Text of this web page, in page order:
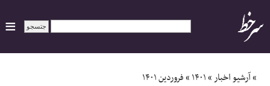
ایران
»آرشیو اخبار»۱۴۰۱»فروردین ۱۴۰۱